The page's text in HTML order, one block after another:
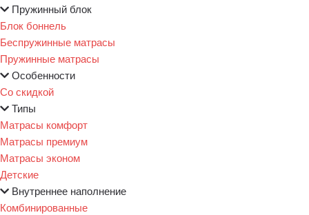
Пружинный блок
Блок боннель
Беспружинные матрасы
Пружинные матрасы
Особенности
Со скидкой
Типы
Матрасы комфорт
Матрасы премиум
Матрасы эконом
Детские
Внутреннее наполнение
Комбинированные